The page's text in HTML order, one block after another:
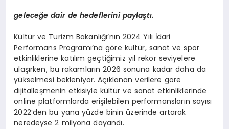
geleceğe dair de hedeflerini paylaştı.
Kültür ve Turizm Bakanlığı’nın 2024 Yılı İdari
Performans Programı’na göre kültür, sanat ve spor
etkinliklerine katılım geçtiğimiz yıl rekor seviyelere
ulaşırken, bu rakamların 2026 sonuna kadar daha da
yükselmesi bekleniyor. Açıklanan verilere göre
dijitalleşmenin etkisiyle kültür ve sanat etkinliklerinde
online platformlarda erişilebilen performansların sayısı
2022’den bu yana yüzde binin üzerinde artarak
neredeyse 2 milyona dayandı.